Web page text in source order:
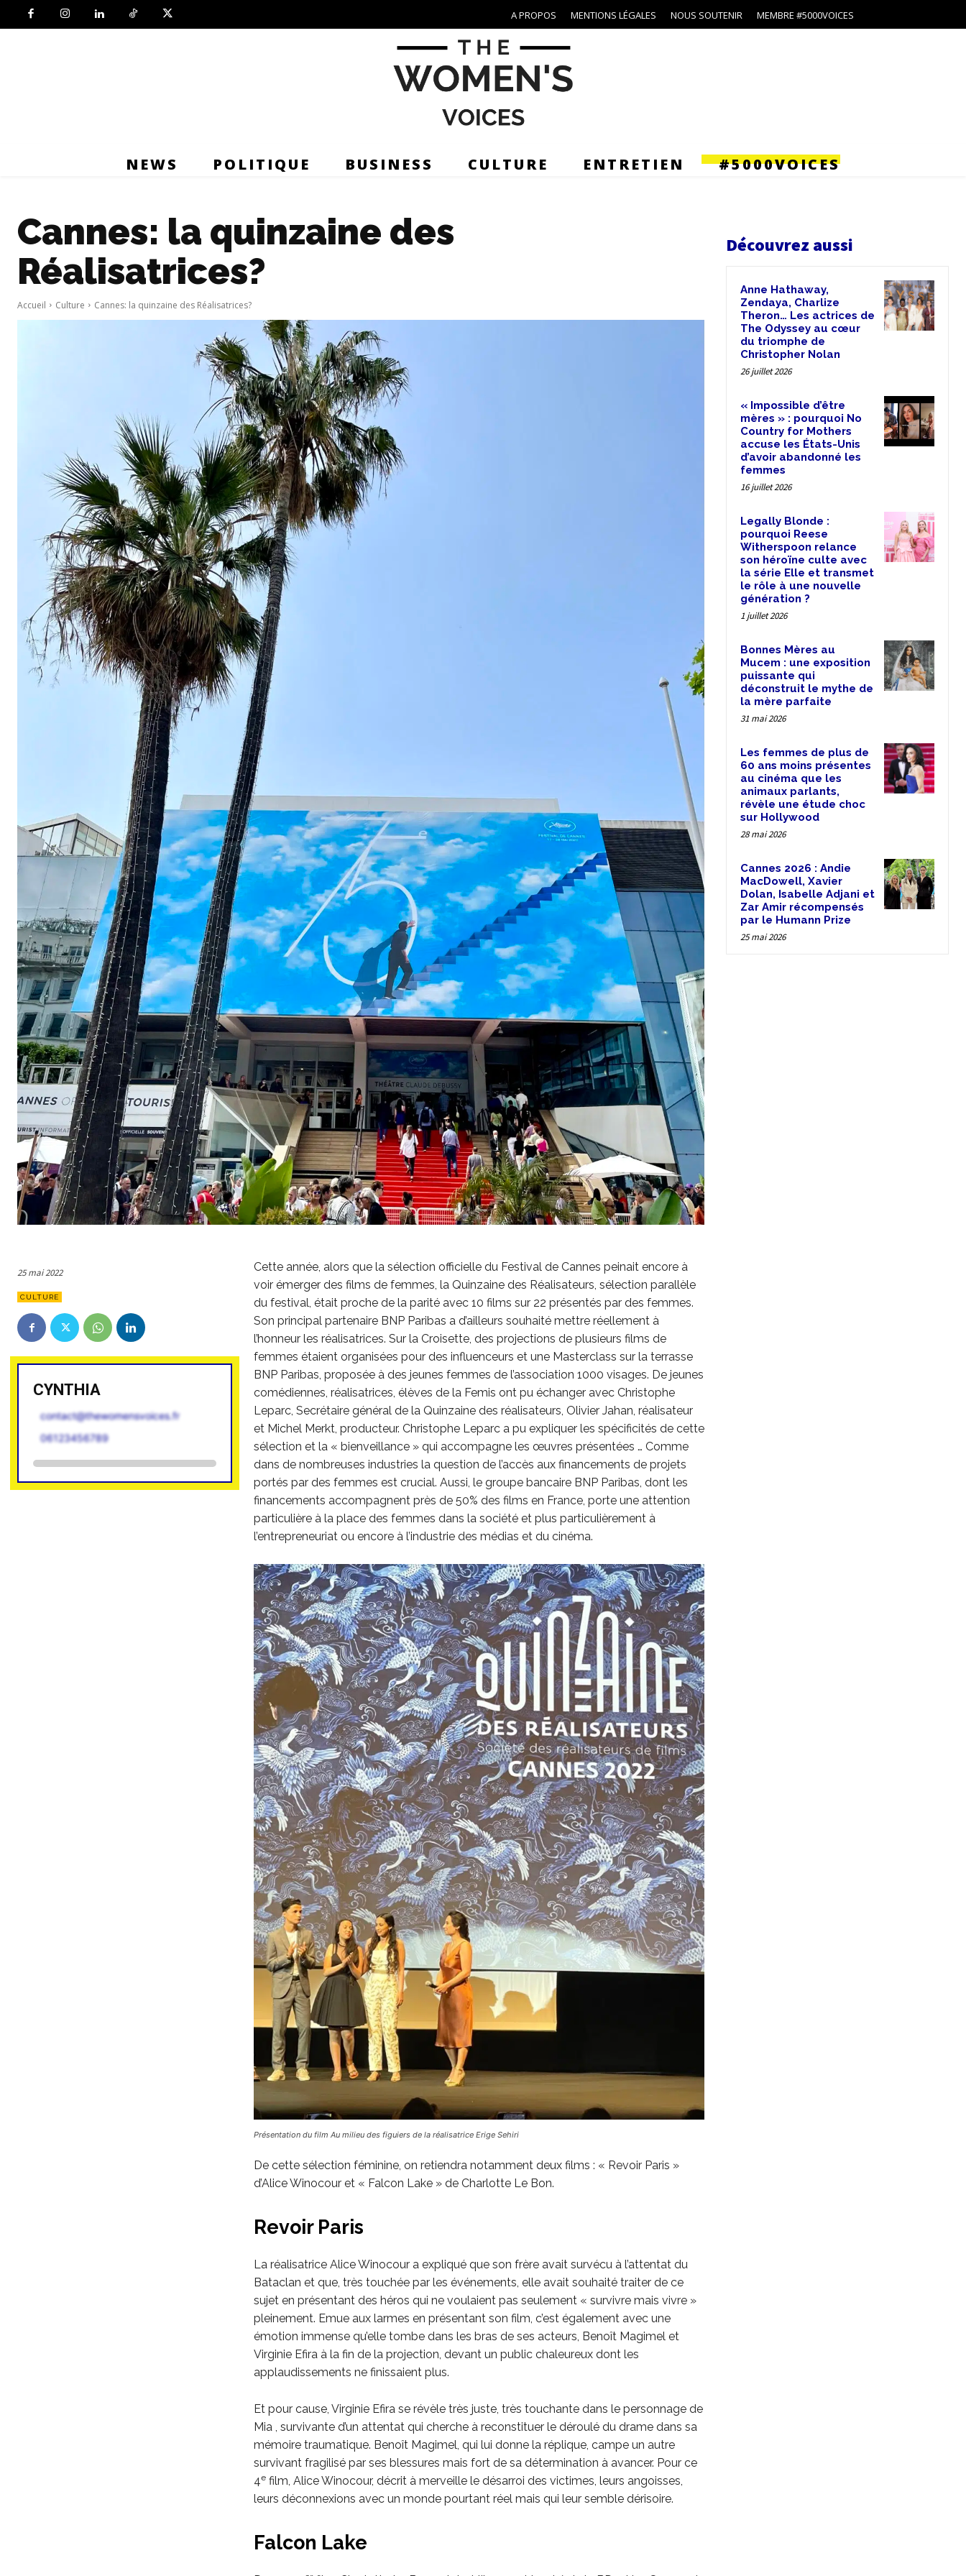
A PROPOS MENTIONS LÉGALES NOUS SOUTENIR MEMBRE #5000VOICES
NEWS POLITIQUE BUSINESS CULTURE ENTRETIEN #5000VOICES
Cannes: la quinzaine des
Réalisatrices?
Accueil Culture Cannes: la quinzaine des Réalisatrices?
25 mai 2022
CULTURE
CYNTHIA
contact@thewomensvoices.fr
06123456789
Cette année, alors que la sélection officielle du Festival de Cannes peinait encore à
voir émerger des films de femmes, la Quinzaine des Réalisateurs, sélection parallèle
du festival, était proche de la parité avec 10 films sur 22 présentés par des femmes.
Son principal partenaire BNP Paribas a d’ailleurs souhaité mettre réellement à
l’honneur les réalisatrices. Sur la Croisette, des projections de plusieurs films de
femmes étaient organisées pour des influenceurs et une Masterclass sur la terrasse
BNP Paribas, proposée à des jeunes femmes de l’association 1000 visages. De jeunes
comédiennes, réalisatrices, élèves de la Femis ont pu échanger avec Christophe
Leparc, Secrétaire général de la Quinzaine des réalisateurs, Olivier Jahan, réalisateur
et Michel Merkt, producteur. Christophe Leparc a pu expliquer les spécificités de cette
sélection et la « bienveillance » qui accompagne les œuvres présentées … Comme
dans de nombreuses industries la question de l’accès aux financements de projets
portés par des femmes est crucial. Aussi, le groupe bancaire BNP Paribas, dont les
financements accompagnent près de 50% des films en France, porte une attention
particulière à la place des femmes dans la société et plus particulièrement à
l’entrepreneuriat ou encore à l’industrie des médias et du cinéma.
Présentation du film Au milieu des figuiers de la réalisatrice Erige Sehiri
De cette sélection féminine, on retiendra notamment deux films : « Revoir Paris »
d’Alice Winocour et « Falcon Lake » de Charlotte Le Bon.
Revoir Paris
La réalisatrice Alice Winocour a expliqué que son frère avait survécu à l’attentat du
Bataclan et que, très touchée par les événements, elle avait souhaité traiter de ce
sujet en présentant des héros qui ne voulaient pas seulement « survivre mais vivre »
pleinement. Emue aux larmes en présentant son film, c’est également avec une
émotion immense qu’elle tombe dans les bras de ses acteurs, Benoît Magimel et
Virginie Efira à la fin de la projection, devant un public chaleureux dont les
applaudissements ne finissaient plus.
Et pour cause, Virginie Efira se révèle très juste, très touchante dans le personnage de
Mia , survivante d’un attentat qui cherche à reconstituer le déroulé du drame dans sa
mémoire traumatique. Benoît Magimel, qui lui donne la réplique, campe un autre
survivant fragilisé par ses blessures mais fort de sa détermination à avancer. Pour ce
4efilm, Alice Winocour, décrit à merveille le désarroi des victimes, leurs angoisses,
leurs déconnexions avec un monde pourtant réel mais qui leur semble dérisoire.
Falcon Lake
Découvrez aussi
Anne Hathaway,
Zendaya, Charlize
Theron… Les actrices de
The Odyssey au cœur
du triomphe de
Christopher Nolan
26 juillet 2026
« Impossible d’être
mères » : pourquoi No
Country for Mothers
accuse les États-Unis
d’avoir abandonné les
femmes
16 juillet 2026
Legally Blonde :
pourquoi Reese
Witherspoon relance
son héroïne culte avec
la série Elle et transmet
le rôle à une nouvelle
génération ?
1 juillet 2026
Bonnes Mères au
Mucem : une exposition
puissante qui
déconstruit le mythe de
la mère parfaite
31 mai 2026
Les femmes de plus de
60 ans moins présentes
au cinéma que les
animaux parlants,
révèle une étude choc
sur Hollywood
28 mai 2026
Cannes 2026 : Andie
MacDowell, Xavier
Dolan, Isabelle Adjani et
Zar Amir récompensés
par le Humann Prize
25 mai 2026